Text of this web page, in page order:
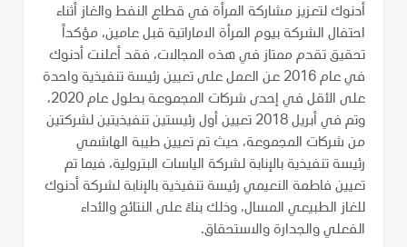
أدنوك لتعزيز مشاركة المرأة في قطاع النفط والغاز أثناء
احتفال الشركة بيوم المرأة الاماراتية قبل عامين، مؤكداً
تحقيق تقدم ممتاز في هذه المجالات، فقد أعلنت أدنوك
في عام 2016 عن العمل على تعيين رئيسة تنفيذية واحدة
على الأقل في إحدى شركات المجموعة بحلول عام 2020،
وتم في أبريل 2018 تعيين أول رئيستين تنفيذيتين لشركتين
من شركات المجموعة، حيث تم تعيين طيبة الهاشمي
رئيسة تنفيذية بالإنابة لشركة الياسات البترولية، فيما تم
تعيين فاطمة النعيمي رئيسة تنفيذية بالإنابة لشركة أدنوك
للغاز الطبيعي المسال، وذلك بناءً على النتائج والأداء
الفعلي والجدارة والاستحقاق.